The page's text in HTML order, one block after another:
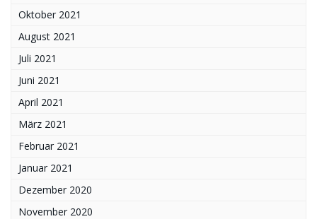
Oktober 2021
August 2021
Juli 2021
Juni 2021
April 2021
März 2021
Februar 2021
Januar 2021
Dezember 2020
November 2020